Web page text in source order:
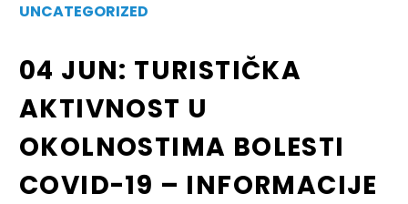
UNCATEGORIZED
04 JUN: TURISTIČKA
AKTIVNOST U
OKOLNOSTIMA BOLESTI
COVID-19 – INFORMACIJE